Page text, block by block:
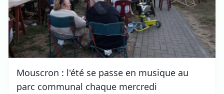
Mouscron : l'été se passe en musique au
parc communal chaque mercredi